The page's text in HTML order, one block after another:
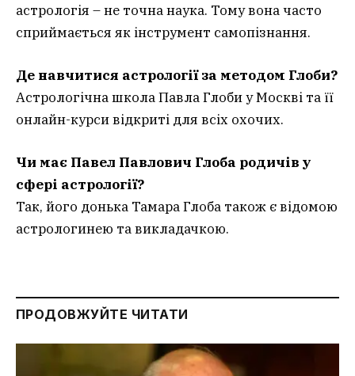
астрологія – не точна наука. Тому вона часто
сприймається як інструмент самопізнання.
Де навчитися астрології за методом Глоби?
Астрологічна школа Павла Глоби у Москві та її
онлайн-курси відкриті для всіх охочих.
Чи має Павел Павлович Глоба родичів у
сфері астрології?
Так, його донька Тамара Глоба також є відомою
астрологинею та викладачкою.
ПРОДОВЖУЙТЕ ЧИТАТИ